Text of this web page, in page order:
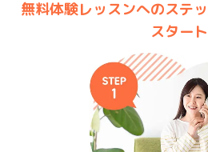
無料体験レッスンへのステ
スタート